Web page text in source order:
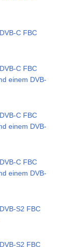
C FBC
C FBC
einem DVB-
C FBC
einem DVB-
C FBC
einem DVB-
S2 FBC
S2 FBC